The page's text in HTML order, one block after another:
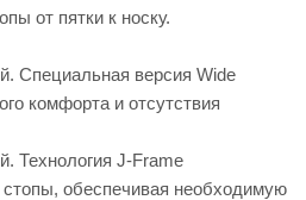
от пятки к носку.
Специальная версия Wide
комфорта и отсутствия
Технология J-Frame
стопы, обеспечивая необходимую